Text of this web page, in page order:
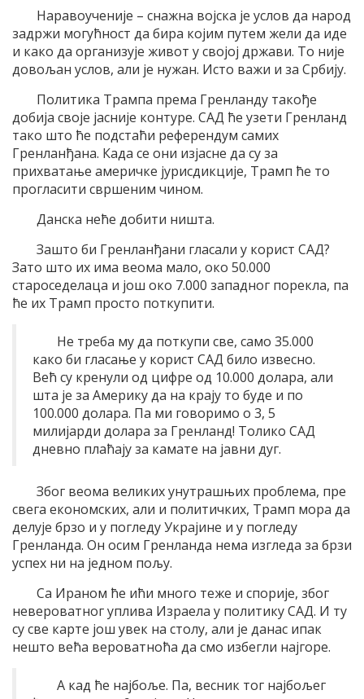
Наравоученије – снажна војска је услов да народ
задржи могућност да бира којим путем жели да иде
и како да организује живот у својој држави. То није
довољан услов, али је нужан. Исто важи и за Србију.
Политика Трампа према Гренланду такође
добија своје јасније контуре. САД ће узети Гренланд
тако што ће подстаћи референдум самих
Гренланђана. Када се они изјасне да су за
прихватање америчке јурисдикције, Трамп ће то
прогласити свршеним чином.
Данска неће добити ништа.
Зашто би Гренланђани гласали у корист САД?
Зато што их има веома мало, око 50.000
староседелаца и још око 7.000 западног порекла, па
ће их Трамп просто поткупити.
Не треба му да поткупи све, само 35.000
како би гласање у корист САД било извесно.
Већ су кренули од цифре од 10.000 долара, али
шта је за Америку да на крају то буде и по
100.000 долара. Па ми говоримо о 3, 5
милијарди долара за Гренланд! Толико САД
дневно плаћају за камате на јавни дуг.
Због веома великих унутрашњих проблема, пре
свега економских, али и политичких, Трамп мора да
делује брзо и у погледу Украјине и у погледу
Гренланда. Он осим Гренланда нема изгледа за брзи
успех ни на једном пољу.
Са Ираном ће ићи много теже и спорије, због
невероватног уплива Израела у политику САД. И ту
су све карте још увек на столу, али је данас ипак
нешто већа вероватноћа да смо избегли најгоре.
А кад ће најбоље. Па, весник тог најбољег